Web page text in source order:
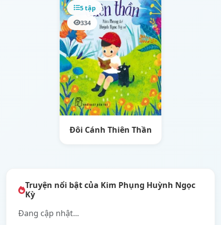
5 tập
334
Đôi Cánh Thiên Thần
Truyện nổi bật của Kim Phụng Huỳnh Ngọc
Kỳ
Đang cập nhật...